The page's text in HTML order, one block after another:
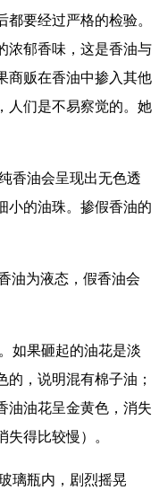
要经过严格的检验。
浓郁香味，这是香油与
商贩在香油中掺入其他
人们是不易察觉的。她
香油会呈现出无色透
小的油珠。掺假香油的
油为液态，假香油会
如果砸起的油花是淡
，说明混有棉子油；
油油花呈金黄色，消失
得比较慢）。
璃瓶内，剧烈摇晃